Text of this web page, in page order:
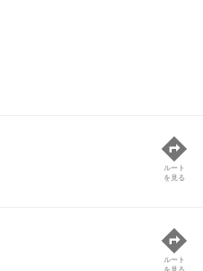
ルート
を見る
ルート